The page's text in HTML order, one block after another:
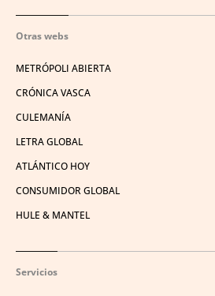
Otras webs
METRÓPOLI ABIERTA
CRÓNICA VASCA
CULEMANÍA
LETRA GLOBAL
ATLÁNTICO HOY
CONSUMIDOR GLOBAL
HULE & MANTEL
Servicios